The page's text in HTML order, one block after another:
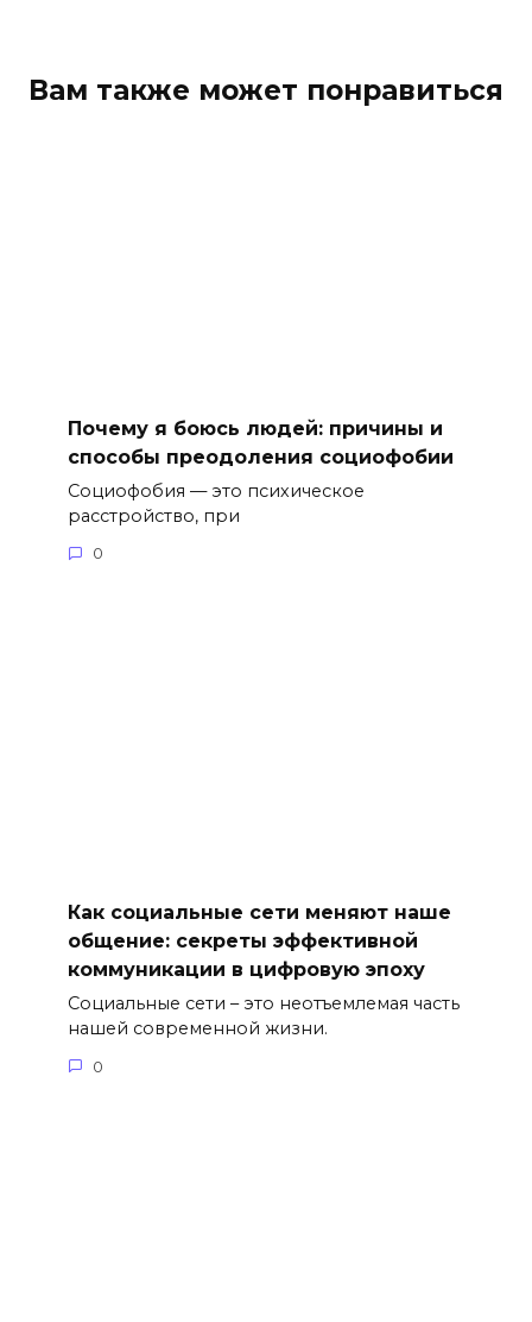
Вам также может понравиться
Почему я боюсь людей: причины и
способы преодоления социофобии
Социофобия — это психическое
расстройство, при
0
Как социальные сети меняют наше
общение: секреты эффективной
коммуникации в цифровую эпоху
Социальные сети – это неотъемлемая часть
нашей современной жизни.
0